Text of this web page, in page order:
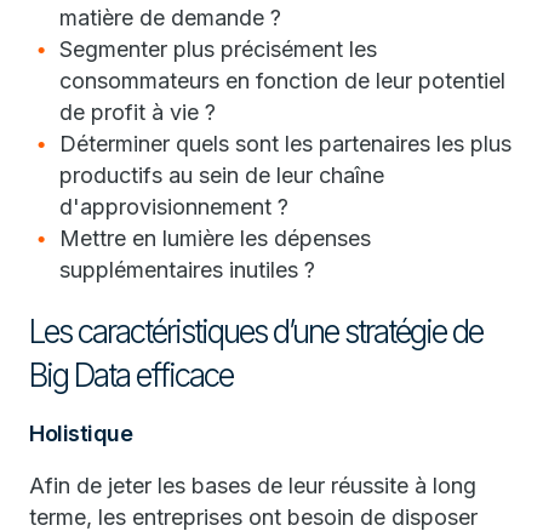
matière de demande ?
Segmenter plus précisément les
consommateurs en fonction de leur potentiel
de profit à vie ?
Déterminer quels sont les partenaires les plus
productifs au sein de leur chaîne
d'approvisionnement ?
Mettre en lumière les dépenses
supplémentaires inutiles ?
Les caractéristiques d’une stratégie de
Big Data efficace
Holistique
Afin de jeter les bases de leur réussite à long
terme, les entreprises ont besoin de disposer